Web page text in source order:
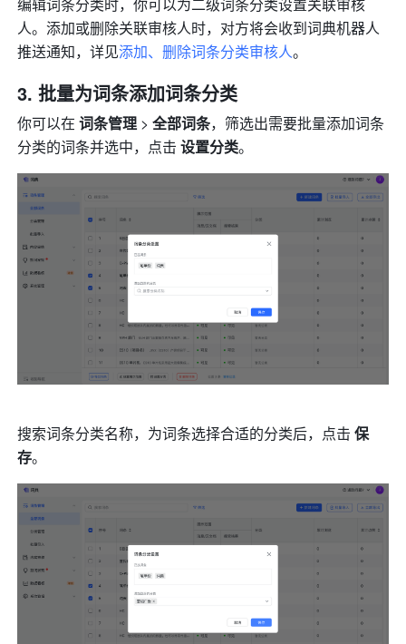
编辑词条分类时，你可以为二级词条分类设置关联审核
人。添加或删除关联审核人时，对方将会收到词典机器人
推送通知，详见添加、删除词条分类审核人。
批量为词条添加词条分类
你可以在 词条管理 > 全部词条，筛选出需要批量添加词条
分类的词条并选中，点击 设置分类。
搜索词条分类名称，为词条选择合适的分类后，点击 保
存。